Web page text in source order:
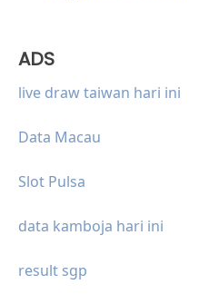
ADS
live draw taiwan hari ini
Data Macau
Slot Pulsa
data kamboja hari ini
result sgp